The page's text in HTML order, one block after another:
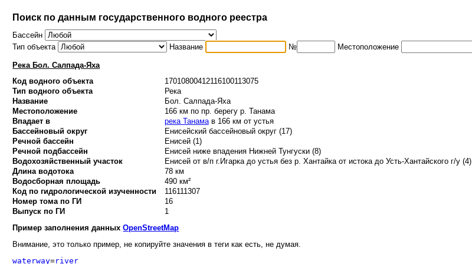
Поиск по данным государственного водного реестра
Бассейн
Тип объекта
Название № Местоположение
Река Бол. Салпада-Яха
Код водного объекта
17010800412116100113075
Тип водного объекта
Река
Название
Бол. Салпада-Яха
Местоположение
166 км по пр. берегу р. Танама
Впадает в
река Танамав 166 км от устья
Бассейновый округ
Енисейский бассейновый округ (17)
Речной бассейн
Енисей (1)
Речной подбассейн
Енисей ниже впадения Нижней Тунгуски (8)
Водохозяйственный участок
Енисей от в/п г.Игарка до устья без р. Хантайка от истока до Усть-Хантайского г/у (4)
Длина водотока
78 км
Водосборная площадь
490 км²
Код по гидрологической изученности
116111307
Номер тома по ГИ
16
Выпуск по ГИ
1
Пример заполнения данныхOpenStreetMap
Внимание, это только пример, не копируйте значения в теги как есть, не думая.
waterway=river